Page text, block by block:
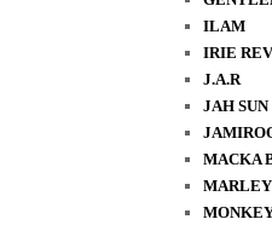
ILAM
IRIE
J.A.R
JAH SUN
MACKA
MARLEY